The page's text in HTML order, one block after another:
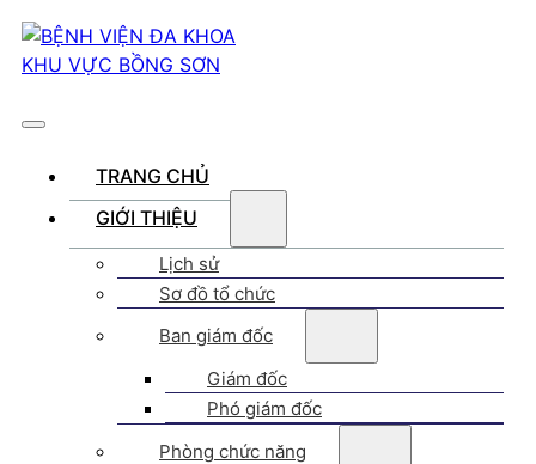
TRANG CHỦ
GIỚI THIỆU
Lịch sử
Sơ đồ tổ chức
Ban giám đốc
Giám đốc
Phó giám đốc
Phòng chức năng